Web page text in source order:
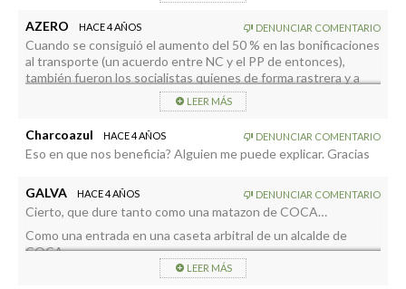
AZERO HACE 4 AÑOS DENUNCIAR COMENTARIO
Cuando se consiguió el aumento del 50 % en las bonificaciones
al transporte (un acuerdo entre NC y el PP de entonces),
también fueron los socialistas quienes de forma rastrera y a
traición, -pues consiguieron llegar al poder “de aquella manera”
pocos días despues-. se opusieron a aplicar dicho aumento ya
Recuerdo perfectamente que Salió Abalos (ministro de
Fomento) en la tele diciendo que se tardaría al menos seis
una desvergüenza propia de farsantes profesionales.
A los dos o tres días, debido a las presiones políticas y legales,
socialistas para con los canarios, sobre todo para saber la
calaña de quienes nos gobiernan.
LEER MÁS
Charcoazul HACE 4 AÑOS DENUNCIAR COMENTARIO
Eso en que nos beneficia? Alguien me puede explicar. Gracias
GALVA HACE 4 AÑOS DENUNCIAR COMENTARIO
Cierto, que dure tanto como una matazon de COCA…
Como una entrada en una caseta arbitral de un alcalde de
COCA…
Incluso, que lo versee un Alcalde de COCA…
LEER MÁS